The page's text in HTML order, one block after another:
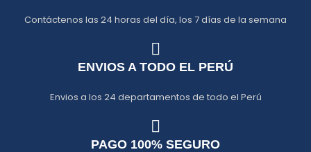
Contáctenos las 24 horas del día, los 7 días de la semana
ENVIOS A TODO EL PERÚ
Envios a los 24 departamentos de todo el Perú
PAGO 100% SEGURO